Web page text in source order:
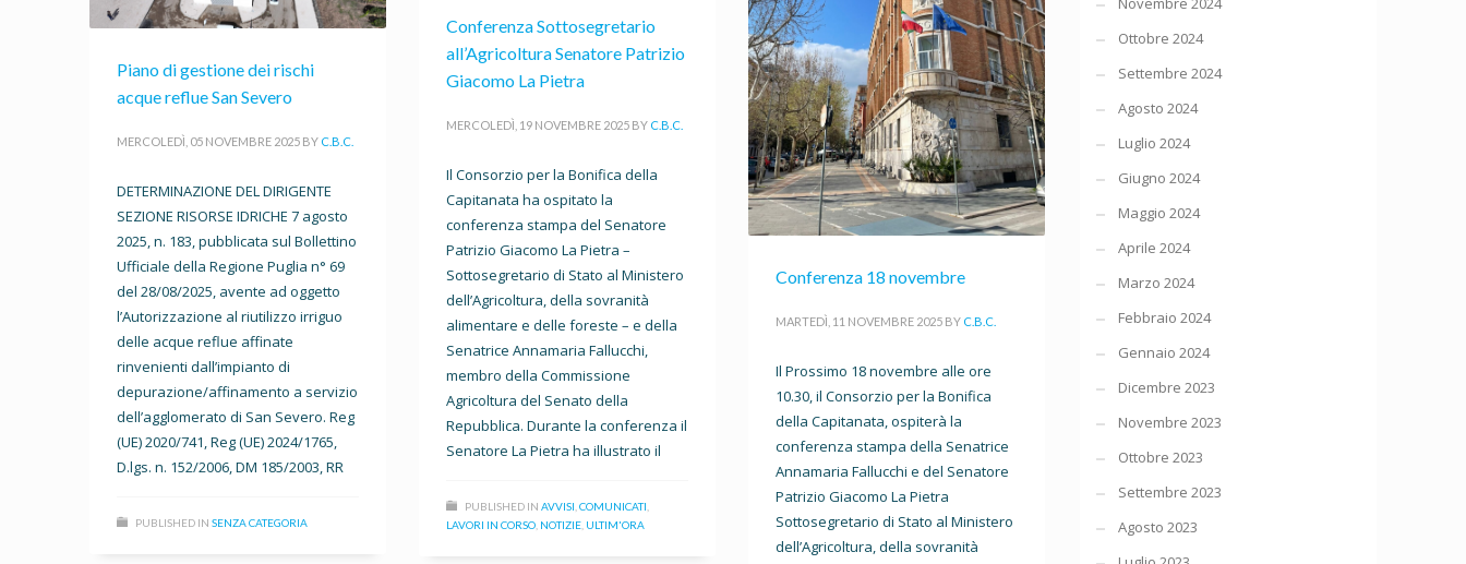
Conferenza Sottosegretario
all’Agricoltura Senatore Patrizio
Giacomo La Pietra
MERCOLEDÌ, 19 NOVEMBRE 2025 BY C.B.C.
Il Consorzio per la Bonifica della
Capitanata ha ospitato la
conferenza stampa del Senatore
Patrizio Giacomo La Pietra –
Sottosegretario di Stato al Ministero
dell’Agricoltura, della sovranità
alimentare e delle foreste – e della
Senatrice Annamaria Fallucchi,
membro della Commissione
Agricoltura del Senato della
Repubblica. Durante la conferenza il
Senatore La Pietra ha illustrato il
PUBLISHED IN AVVISI COMUNICATI
LAVORI IN CORSO NOTIZIE ULTIM'ORA
Conferenza 18 novembre
MARTEDÌ, 11 NOVEMBRE 2025 BY C.B.C.
Il Prossimo 18 novembre alle ore
10.30, il Consorzio per la Bonifica
della Capitanata, ospiterà la
conferenza stampa della Senatrice
Annamaria Fallucchi e del Senatore
Patrizio Giacomo La Pietra
Sottosegretario di Stato al Ministero
dell’Agricoltura, della sovranità
Piano di gestione dei rischi
acque reflue San Severo
MERCOLEDÌ, 05 NOVEMBRE 2025 BY C.B.C.
DETERMINAZIONE DEL DIRIGENTE
SEZIONE RISORSE IDRICHE 7 agosto
2025, n. 183, pubblicata sul Bollettino
Ufficiale della Regione Puglia n° 69
del 28/08/2025, avente ad oggetto
l’Autorizzazione al riutilizzo irriguo
delle acque reflue affinate
rinvenienti dall’impianto di
depurazione/affinamento a servizio
dell’agglomerato di San Severo. Reg
(UE) 2020/741, Reg (UE) 2024/1765,
D.lgs. n. 152/2006, DM 185/2003, RR
PUBLISHED IN SENZA CATEGORIA
Ottobre 2024
Settembre 2024
Agosto 2024
Luglio 2024
Giugno 2024
Maggio 2024
Aprile 2024
Marzo 2024
Febbraio 2024
Gennaio 2024
Dicembre 2023
Novembre 2023
Ottobre 2023
Settembre 2023
Agosto 2023